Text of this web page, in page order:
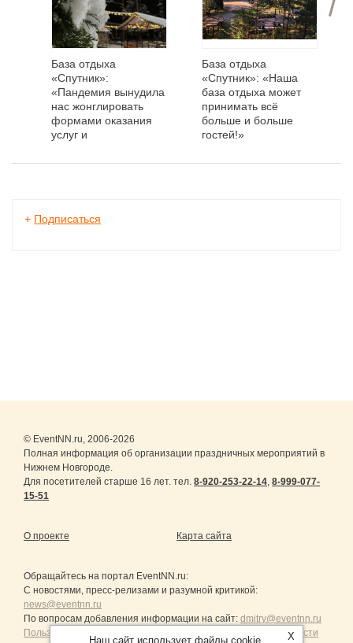
База отдыха
«Спутник»:
«Пандемия вынудила
нас жонглировать
формами оказания
услуг и
идеями»
База отдыха
«Спутник»: «Наша
база отдыха может
принимать всё
больше и больше
гостей!»
+ Подписаться
© EventNN.ru, 2006-2026
Полная информация об организации праздничных мероприятий в
Нижнем Новгороде.
Для посетителей старше 16 лет. тел. 8-920-253-22-14, 8-999-077-
15-51
О проекте Карта сайта
Обращайтесь на портал EventNN.ru:
С новостями, пресс-релизами и разумной критикой:
news@eventnn.ru
По вопросам добавления информации на сайт: dmitry@eventnn.ru
Пользовательское Соглашение и политика конфиденциальности
X
Наш сайт использует файлы cookie.